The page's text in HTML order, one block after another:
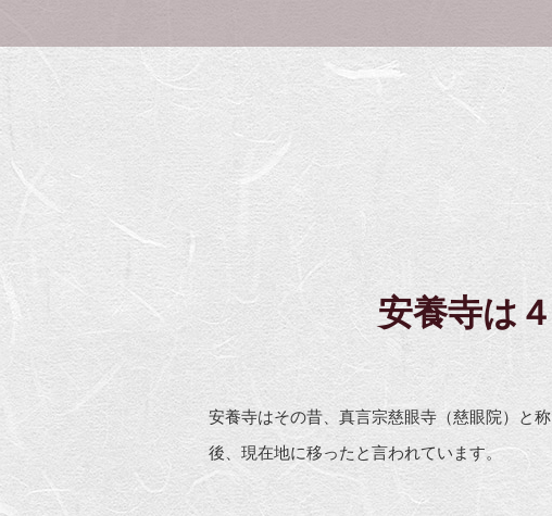
安養寺は
安養寺はその昔、真言宗慈眼寺（慈眼院）と
後、現在地に移ったと言われています。